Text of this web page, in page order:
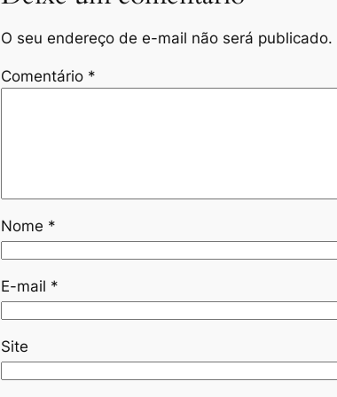
O seu endereço de e-mail não será publicado.
Comentário *
Nome *
E-mail *
Site